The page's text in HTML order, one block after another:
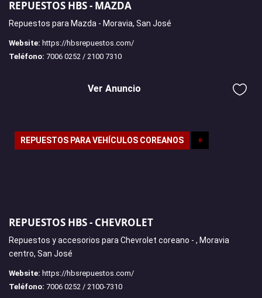
REPUESTOS HBS - MAZDA
Repuestos para Mazda - Moravia, San José
Website: https://hbsrepuestos.com/
Teléfono: 7006 0252 / 2100 7310
Ver Anuncio
REPUESTOS PARA VEHÍCULOS COREANOS +
REPUESTOS HBS - CHEVROLET
Repuestos y accesorios para Chevrolet coreano - , Moravia
centro, San José
Website: https://hbsrepuestos.com/
Teléfono: 7006 0252 / 2100-7310